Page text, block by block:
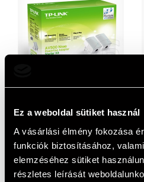
Ez a weboldal sütiket használ
A vásárlási élmény fokozása
funkciók biztosításához,
elemzéséhez sütiket
részletes leírását
Powerline Adapter Kit